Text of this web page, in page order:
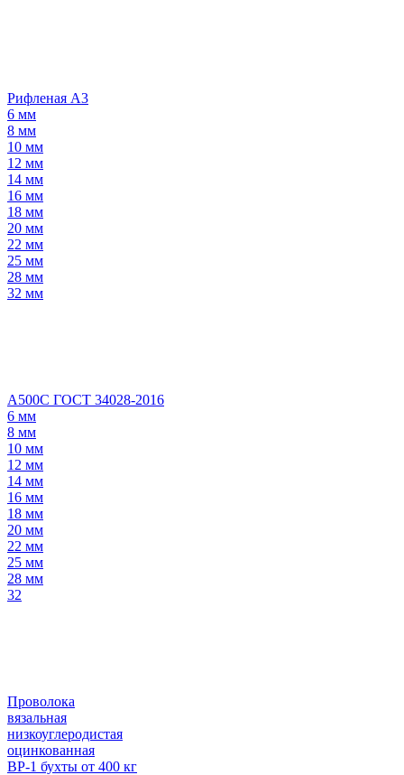
Рифленая А3
6 мм
8 мм
10 мм
12 мм
14 мм
16 мм
18 мм
20 мм
22 мм
25 мм
28 мм
32 мм
А500С ГОСТ 34028-2016
6 мм
8 мм
10 мм
12 мм
14 мм
16 мм
18 мм
20 мм
22 мм
25 мм
28 мм
32
Проволока
вязальная
низкоуглеродистая
оцинкованная
ВР-1 бухты от 400 кг